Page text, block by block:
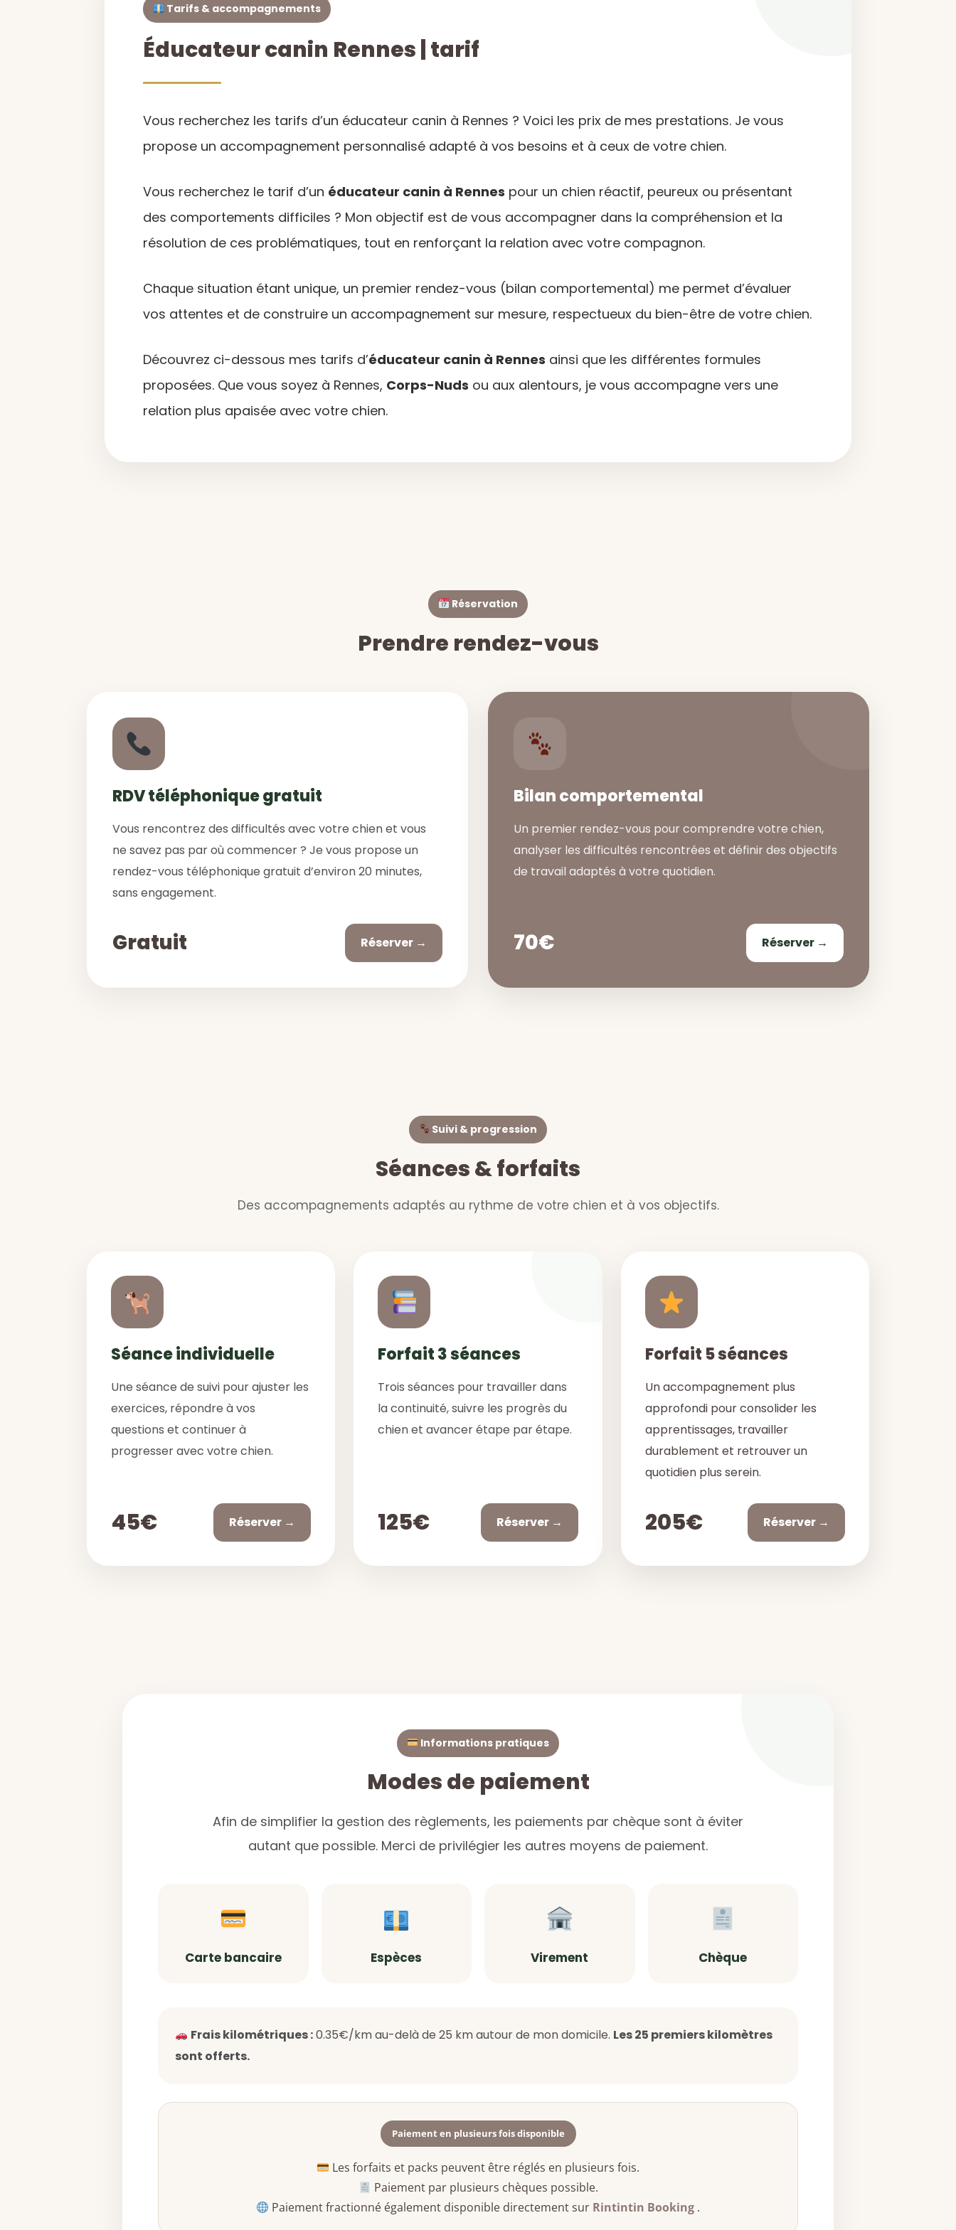
Tarifs & accompagnements
Éducateur canin Rennes | tarif
Vous recherchez les tarifs d’un éducateur canin à Rennes ? Voici les prix de mes prestations. Je vous
propose un accompagnement personnalisé adapté à vos besoins et à ceux de votre chien.
Vous recherchez le tarif d’un éducateur canin à Rennes pour un chien réactif, peureux ou présentant
des comportements difficiles ? Mon objectif est de vous accompagner dans la compréhension et la
résolution de ces problématiques, tout en renforçant la relation avec votre compagnon.
Chaque situation étant unique, un premier rendez-vous (bilan comportemental) me permet d’évaluer
vos attentes et de construire un accompagnement sur mesure, respectueux du bien-être de votre chien.
Découvrez ci-dessous mes tarifs d’éducateur canin à Rennes ainsi que les différentes formules
proposées. Que vous soyez à Rennes, Corps-Nuds ou aux alentours, je vous accompagne vers une
relation plus apaisée avec votre chien.
Réservation
Prendre rendez-vous
RDV téléphonique gratuit
Vous rencontrez des difficultés avec votre chien et vous
ne savez pas par où commencer ? Je vous propose un
rendez-vous téléphonique gratuit d’environ 20 minutes,
sans engagement.
Gratuit Réserver →
Bilan comportemental
Un premier rendez-vous pour comprendre votre chien,
analyser les difficultés rencontrées et définir des objectifs
de travail adaptés à votre quotidien.
70€ Réserver →
Suivi & progression
Séances & forfaits
Des accompagnements adaptés au rythme de votre chien et à vos objectifs.
Séance individuelle
Une séance de suivi pour ajuster les
exercices, répondre à vos
questions et continuer à
progresser avec votre chien.
45€ Réserver →
Forfait 3 séances
Trois séances pour travailler dans
la continuité, suivre les progrès du
chien et avancer étape par étape.
125€ Réserver →
Forfait 5 séances
Un accompagnement plus
approfondi pour consolider les
apprentissages, travailler
durablement et retrouver un
quotidien plus serein.
205€ Réserver →
Informations pratiques
Modes de paiement
Afin de simplifier la gestion des règlements, les paiements par chèque sont à éviter
autant que possible. Merci de privilégier les autres moyens de paiement.
Carte bancaire Espèces Virement Chèque
Frais kilométriques :0.35€/km au-delà de 25 km autour de mon domicile. Les 25 premiers kilomètres
sont offerts.
Paiement en plusieurs fois disponible
Les forfaits et packs peuvent être réglés en plusieurs fois.
Paiement par plusieurs chèques possible.
Paiement fractionné également disponible directement sur Rintintin Booking .